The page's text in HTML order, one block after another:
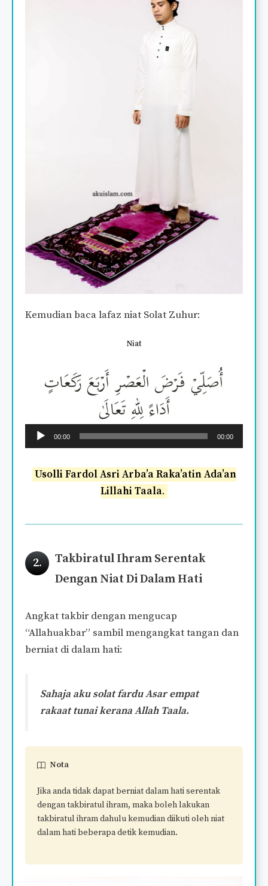
Kemudian baca lafaz niat Solat Zuhur:
Niat
Audio
Player
00:00 00:00
Usolli Fardol Asri Arba’a Raka’atin Ada’an
Lillahi Taala.
2.
Takbiratul Ihram Serentak
Dengan Niat Di Dalam Hati
Angkat takbir dengan mengucap
“Allahuakbar” sambil mengangkat tangan dan
berniat di dalam hati:
Sahaja aku solat fardu Asar empat
rakaat tunai kerana Allah Taala.
Nota
Jika anda tidak dapat berniat dalam hati serentak
dengan takbiratul ihram, maka boleh lakukan
takbiratul ihram dahulu kemudian diikuti oleh niat
dalam hati beberapa detik kemudian.